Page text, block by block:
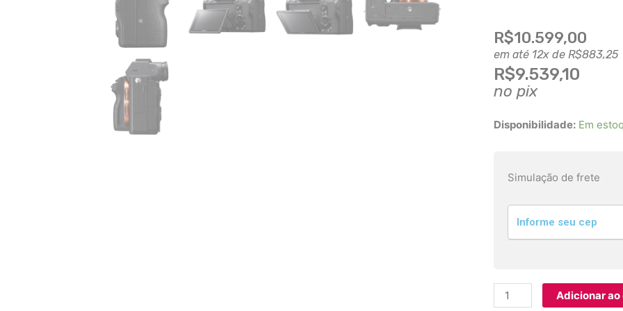
R$10.599,00
em até 12x de R$883,25
R$9.539,10
no pix
Disponibilidade: Em
Simulação de frete
Câmera
a7III
(Corpo)
quantidade
Adicionar ao